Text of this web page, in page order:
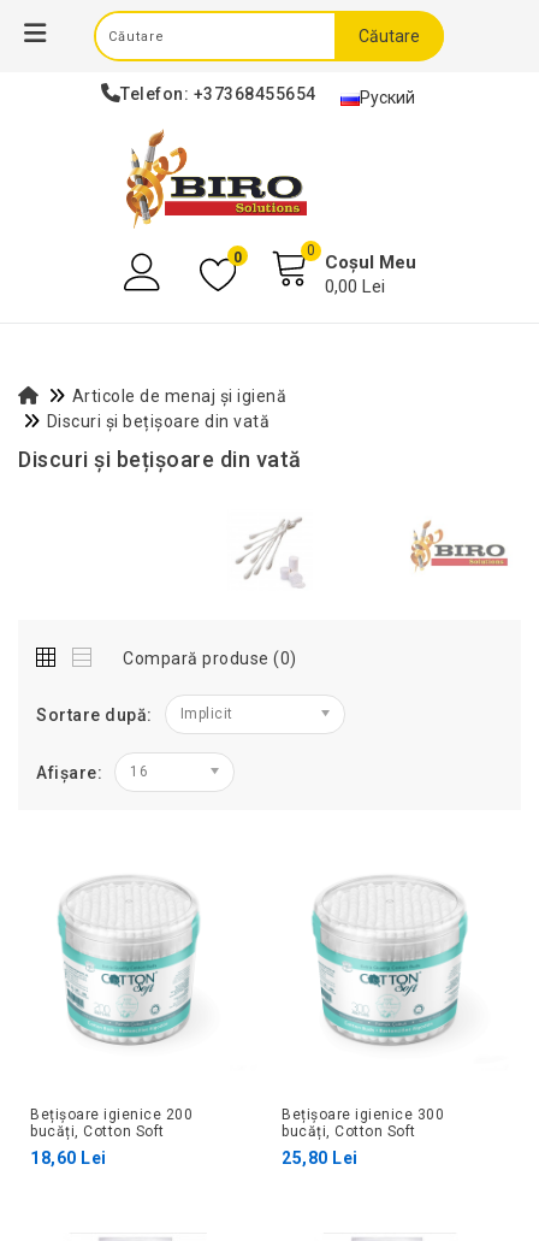
Telefon: +37368455654 Руский
Căutare
0 0
Coșul Meu
0,00 Lei
Articole de menaj și igienă
Discuri și bețișoare din vată
Discuri și bețișoare din vată
Compară produse (0)
Sortare după: Implicit
Afișare: 16
Bețișoare igienice 200
bucăți, Cotton Soft
18,60 Lei
Bețișoare igienice 300
bucăți, Cotton Soft
25,80 Lei